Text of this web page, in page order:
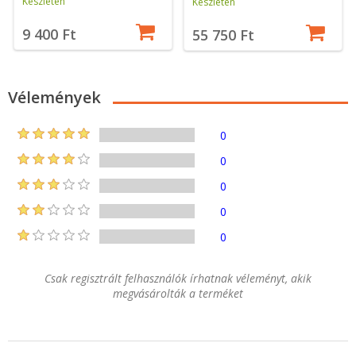
9 400 Ft 55 750 Ft
Vélemények
0
0
0
0
0
Csak regisztrált felhasználók írhatnak véleményt, akik
megvásárolták a terméket